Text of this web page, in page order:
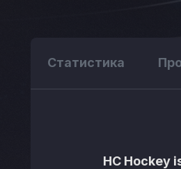
Статистика
НС Hockey